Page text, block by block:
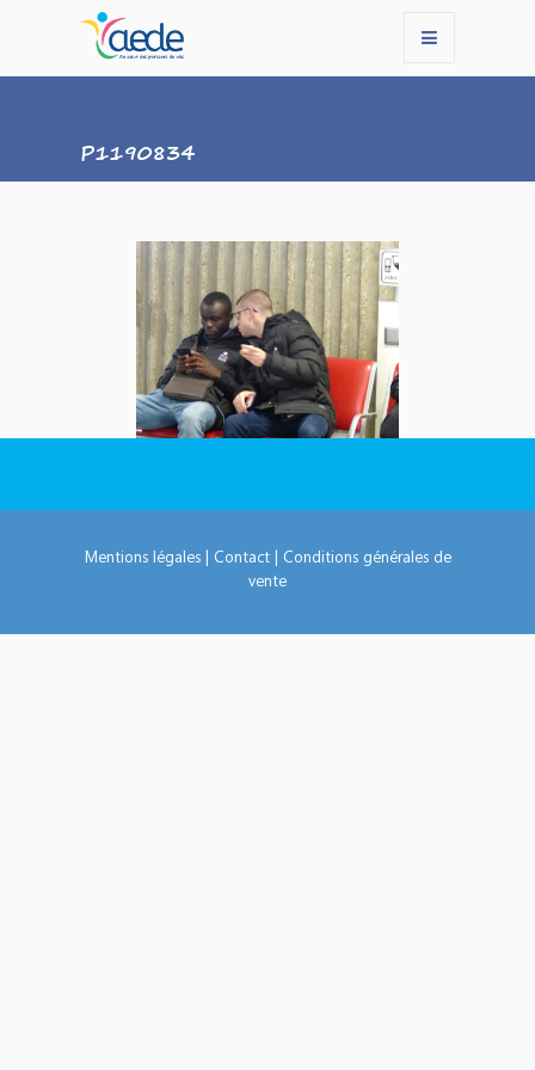
P1190834
Mentions légales| Contact| Conditions générales de
vente